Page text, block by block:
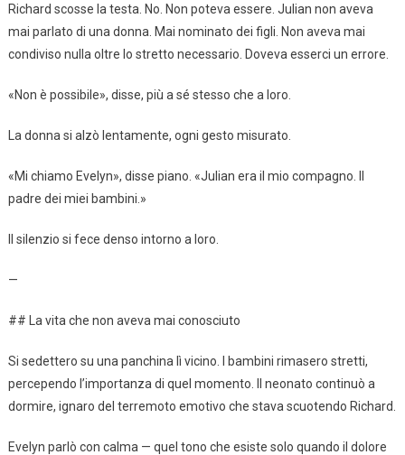
Richard scosse la testa. No. Non poteva essere. Julian non aveva
mai parlato di una donna. Mai nominato dei figli. Non aveva mai
condiviso nulla oltre lo stretto necessario. Doveva esserci un errore.
«Non è possibile», disse, più a sé stesso che a loro.
La donna si alzò lentamente, ogni gesto misurato.
«Mi chiamo Evelyn», disse piano. «Julian era il mio compagno. Il
padre dei miei bambini.»
Il silenzio si fece denso intorno a loro.
—
## La vita che non aveva mai conosciuto
Si sedettero su una panchina lì vicino. I bambini rimasero stretti,
percependo l’importanza di quel momento. Il neonato continuò a
dormire, ignaro del terremoto emotivo che stava scuotendo Richard.
Evelyn parlò con calma — quel tono che esiste solo quando il dolore